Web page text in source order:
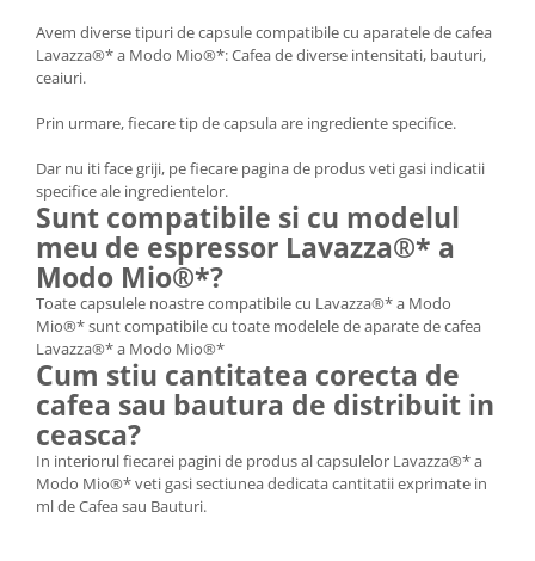
Avem diverse tipuri de capsule compatibile cu aparatele de cafea
Lavazza®* a Modo Mio®*: Cafea de diverse intensitati, bauturi,
ceaiuri.
Prin urmare, fiecare tip de capsula are ingrediente specifice.
Dar nu iti face griji, pe fiecare pagina de produs veti gasi indicatii
specifice ale ingredientelor.
Sunt compatibile si cu modelul
meu de espressor Lavazza®* a
Modo Mio®*?
Toate capsulele noastre compatibile cu Lavazza®* a Modo
Mio®* sunt compatibile cu toate modelele de aparate de cafea
Lavazza®* a Modo Mio®*
Cum stiu cantitatea corecta de
cafea sau bautura de distribuit in
ceasca?
In interiorul fiecarei pagini de produs al capsulelor Lavazza®* a
Modo Mio®* veti gasi sectiunea dedicata cantitatii exprimate in
ml de Cafea sau Bauturi.